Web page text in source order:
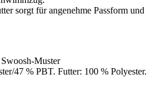
sorgt für angenehme Passform und
Muster
47 % PBT. Futter: 100 % Polyester.